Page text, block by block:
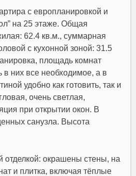
с европланировкой и
на 25 этаже. Общая
62.4 кв.м., суммарная
с кухонной зоной: 31.5
площадь комнат
в них все необходимое, а в
удобно как готовить, так и
очень светлая,
при открытии окон. В
санузла. Высота
отделкой: окрашены стены, на
и плитка, включая тёплые